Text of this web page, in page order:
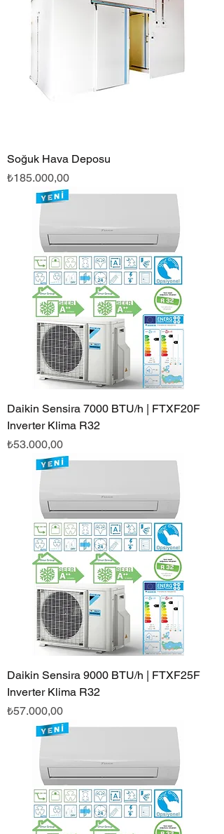
Soğuk Hava Deposu
Fiyat
₺185.000,00
Daikin Sensira 7000 BTU/h | FTXF20F
Inverter Klima R32
Fiyat
₺53.000,00
Daikin Sensira 9000 BTU/h | FTXF25F
Inverter Klima R32
Fiyat
₺57.000,00